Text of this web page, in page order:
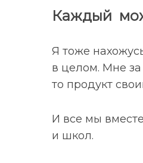
Каждый
Я тоже
в целом. Мне за
то продукт
И все мы
и школ.